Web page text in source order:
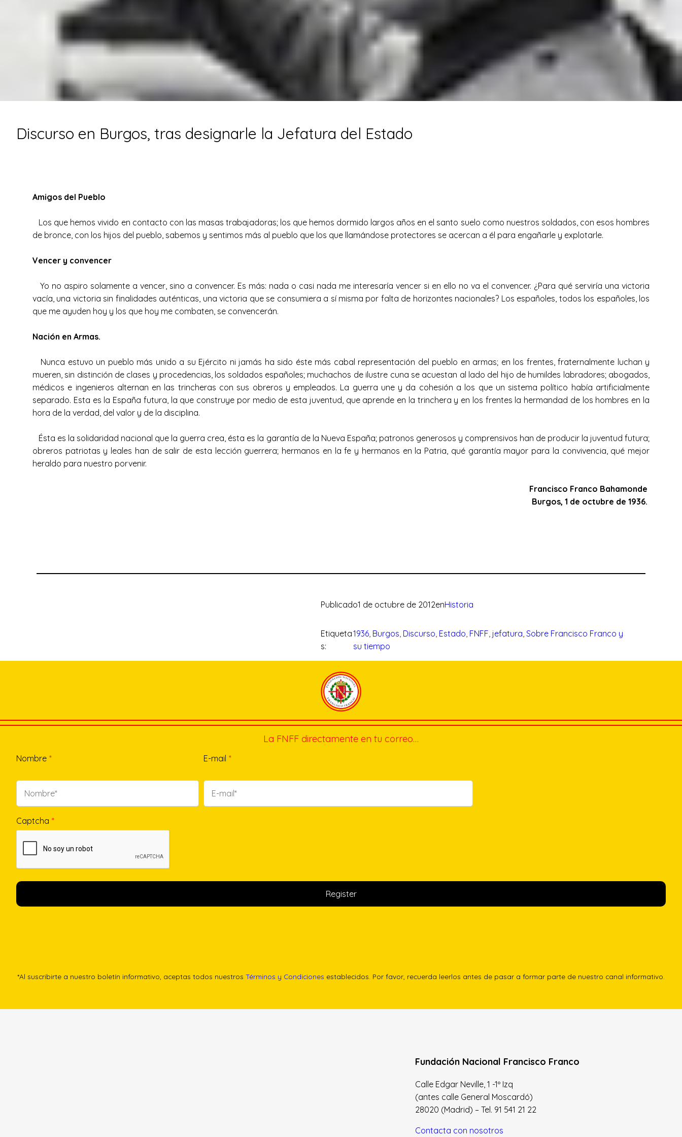
Discurso en Burgos, tras designarle la Jefatura del Estado
Amigos del Pueblo
Los que hemos vivido en contacto con las masas trabajadoras; los que hemos dormido largos años en el santo suelo como nuestros soldados, con esos hombres
de bronce, con los hijos del pueblo, sabemos y sentimos más al pueblo que los que llamándose protectores se acercan a él para engañarle y explotarle.
Vencer y convencer
Yo no aspiro solamente a vencer, sino a convencer. Es más: nada o casi nada me interesaría vencer si en ello no va el convencer. ¿Para qué serviría una victoria
vacía, una victoria sin finalidades auténticas, una victoria que se consumiera a sí misma por falta de horizontes nacionales? Los españoles, todos los españoles, los
que me ayuden hoy y los que hoy me combaten, se convencerán.
Nación en Armas.
Nunca estuvo un pueblo más unido a su Ejército ni jamás ha sido éste más cabal representación del pueblo en armas; en los frentes, fraternalmente luchan y
mueren, sin distinción de clases y procedencias, los soldados españoles; muchachos de ilustre cuna se acuestan al lado del hijo de humildes labradores; abogados,
médicos e ingenieros alternan en las trincheras con sus obreros y empleados. La guerra une y da cohesión a los que un sistema político había artificialmente
separado. Esta es la España futura, la que construye por medio de esta juventud, que aprende en la trinchera y en los frentes la hermandad de los hombres en la
hora de la verdad, del valor y de la disciplina.
Ésta es la solidaridad nacional que la guerra crea, ésta es la garantía de la Nueva España; patronos generosos y comprensivos han de producir la juventud futura;
obreros patriotas y leales han de salir de esta lección guerrera; hermanos en la fe y hermanos en la Patria, qué garantía mayor para la convivencia, qué mejor
heraldo para nuestro porvenir.
Francisco Franco Bahamonde
Burgos, 1 de octubre de 1936.
Publicado1 de octubre de 2012enHistoria
Etiqueta
s:
1936, Burgos, Discurso, Estado, FNFF, jefatura, Sobre Francisco Franco y
su tiempo
La FNFF directamente en tu correo…
Nombre * E-mail *
Captcha *
*Al suscribirte a nuestro boletín informativo, aceptas todos nuestros Términos y Condiciones establecidos. Por favor, recuerda leerlos antes de pasar a formar parte de nuestro canal informativo.
Fundación Nacional Francisco Franco
Calle Edgar Neville, 1 -1º Izq
(antes calle General Moscardó)
28020 (Madrid) – Tel. 91 541 21 22
Contacta con nosotros